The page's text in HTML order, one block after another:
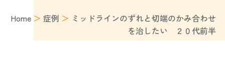
Home ＞症例 ＞ ミッドラインのずれと切端のかみ合わせ
を治したい ２０代前半